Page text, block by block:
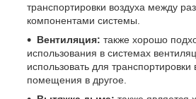
транспортировки воздуха между
компонентами системы.
Вентиляция: также хорошо
использования в системах
использовать для транспортировки
помещения в другое.